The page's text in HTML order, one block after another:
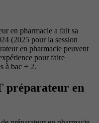
en pharmacie a fait sa
(2025 pour la session
en pharmacie peuvent
pour faire
à bac + 2.
préparateur en